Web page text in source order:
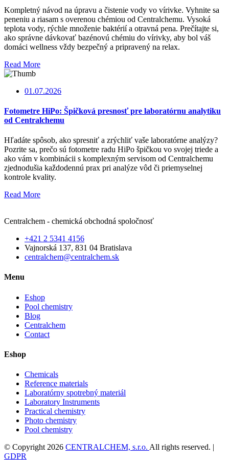
Kompletný návod na úpravu a čistenie vody vo vírivke. Vyhnite sa
peneniu a riasam s overenou chémiou od Centralchemu. Vysoká
teplota vody, rýchle množenie baktérií a otravná pena. Prečítajte si,
ako správne dávkovať bazénovú chémiu do vírivky, aby bol váš
domáci wellness vždy bezpečný a pripravený na relax.
Read More
01.07.2026
Fotometre HiPo: Špičková presnosť pre laboratórnu analytiku
od Centralchemu
Hľadáte spôsob, ako spresniť a zrýchliť vaše laboratórne analýzy?
Pozrite sa, prečo sú fotometre radu HiPo špičkou vo svojej triede a
ako vám v kombinácii s komplexným servisom od Centralchemu
zjednodušia každodennú prax pri analýze vôd či priemyselnej
kontrole kvality.
Read More
Centralchem - chemická obchodná spoločnosť
+421 2 5341 4156
Vajnorská 137, 831 04 Bratislava
centralchem@centralchem.sk
Menu
Eshop
Pool chemistry
Blog
Centralchem
Contact
Eshop
Chemicals
Reference materials
Laboratórny spotrebný materiál
Laboratory Instruments
Practical chemistry
Photo chemistry
Pool chemistry
© Copyright 2026 CENTRALCHEM, s.r.o. All rights reserved. |
GDPR